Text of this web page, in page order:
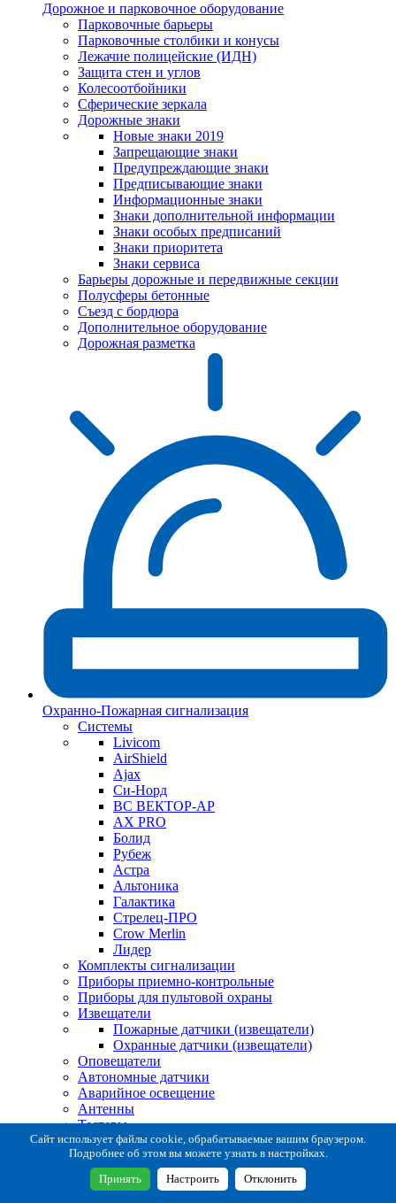
Дорожное и парковочное оборудование
Парковочные барьеры
Парковочные столбики и конусы
Лежачие полицейские (ИДН)
Защита стен и углов
Колесоотбойники
Сферические зеркала
Дорожные знаки
Новые знаки 2019
Запрещающие знаки
Предупреждающие знаки
Предписывающие знаки
Информационные знаки
Знаки дополнительной информации
Знаки особых предписаний
Знаки приоритета
Знаки сервиса
Барьеры дорожные и передвижные секции
Полусферы бетонные
Съезд с бордюра
Дополнительное оборудование
Дорожная разметка
Охранно-Пожарная сигнализация
Системы
Livicom
AirShield
Ajax
Си-Норд
ВС ВЕКТОР-АР
AX PRO
Болид
Рубеж
Астра
Альтоника
Галактика
Стрелец-ПРО
Crow Merlin
Лидер
Комплекты сигнализации
Приборы приемно-контрольные
Приборы для пультовой охраны
Извещатели
Пожарные датчики (извещатели)
Охранные датчики (извещатели)
Оповещатели
Автономные датчики
Аварийное освещение
Антенны
Тестеры
Система сбора извещений
Расходные и монтажные материалы
Коробки коммутационные
Кронштейны для извещателей
Сайт использует файлы cookie, обрабатываемые вашим браузером.
Подробнее об этом вы можете узнать в настройках.
Принять Настроить Отклонить